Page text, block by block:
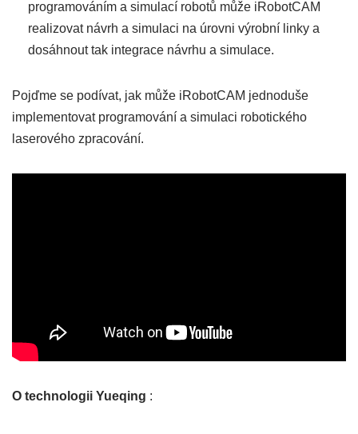
programováním a simulací robotů může iRobotCAM
realizovat návrh a simulaci na úrovni výrobní linky a
dosáhnout tak integrace návrhu a simulace.
Pojďme se podívat, jak může iRobotCAM jednoduše
implementovat programování a simulaci robotického
laserového zpracování.
O technologii Yueqing :